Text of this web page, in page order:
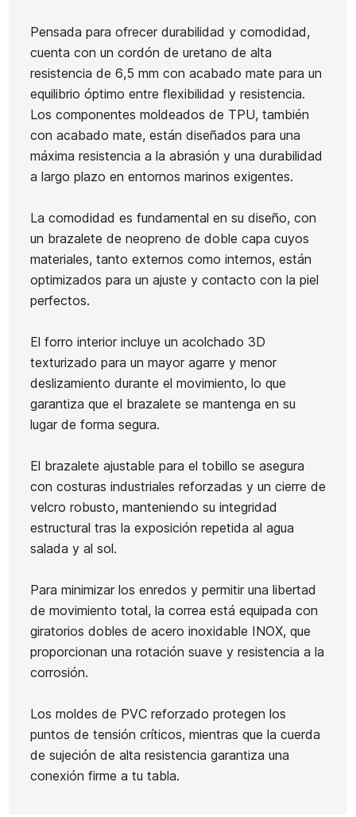
Pensada para ofrecer durabilidad y comodidad,
cuenta con un cordón de uretano de alta
resistencia de 6,5 mm con acabado mate para un
equilibrio óptimo entre flexibilidad y resistencia.
Los componentes moldeados de TPU, también
con acabado mate, están diseñados para una
máxima resistencia a la abrasión y una durabilidad
a largo plazo en entornos marinos exigentes.
La comodidad es fundamental en su diseño, con
un brazalete de neopreno de doble capa cuyos
materiales, tanto externos como internos, están
optimizados para un ajuste y contacto con la piel
perfectos.
El forro interior incluye un acolchado 3D
texturizado para un mayor agarre y menor
deslizamiento durante el movimiento, lo que
garantiza que el brazalete se mantenga en su
lugar de forma segura.
El brazalete ajustable para el tobillo se asegura
con costuras industriales reforzadas y un cierre de
velcro robusto, manteniendo su integridad
estructural tras la exposición repetida al agua
salada y al sol.
Para minimizar los enredos y permitir una libertad
de movimiento total, la correa está equipada con
giratorios dobles de acero inoxidable INOX, que
proporcionan una rotación suave y resistencia a la
corrosión.
Los moldes de PVC reforzado protegen los
puntos de tensión críticos, mientras que la cuerda
de sujeción de alta resistencia garantiza una
conexión firme a tu tabla.
Ean13 21098769
Invento
OE
Premium
One XT
Firewire
Slater
Stepup
5 piece
Quillas
FCSII
Performer
Black Tri
Retail
Grip firewire Weekend
Thin Foot Traction
52,00 € 52,00 € 50,00 € 52,00 € -15% 44,20 €